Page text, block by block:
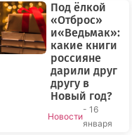
Под ёлкой
«Отброс»
и«Ведьмак»:
какие книги
россияне
дарили друг
другу в
Новый год?
Новости
- 16
января